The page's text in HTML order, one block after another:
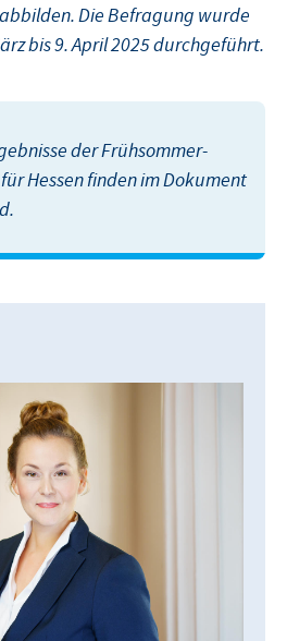
Die Befragung wurde
bis 9. April 2025 durchgeführt.
der Frühsommer-
Hessen finden im Dokument